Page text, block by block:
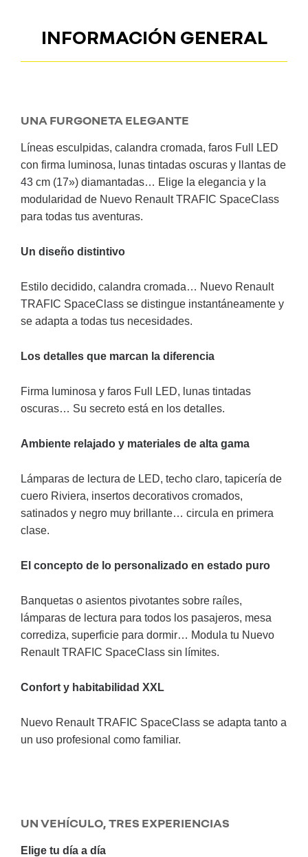
INFORMACIÓN GENERAL
UNA FURGONETA ELEGANTE
Líneas esculpidas, calandra cromada, faros Full LED
con firma luminosa, lunas tintadas oscuras y llantas de
43 cm (17») diamantadas… Elige la elegancia y la
modularidad de Nuevo Renault TRAFIC SpaceClass
para todas tus aventuras.
Un diseño distintivo
Estilo decidido, calandra cromada… Nuevo Renault
TRAFIC SpaceClass se distingue instantáneamente y
se adapta a todas tus necesidades.
Los detalles que marcan la diferencia
Firma luminosa y faros Full LED, lunas tintadas
oscuras… Su secreto está en los detalles.
Ambiente relajado y materiales de alta gama
Lámparas de lectura de LED, techo claro, tapicería de
cuero Riviera, insertos decorativos cromados,
satinados y negro muy brillante… circula en primera
clase.
El concepto de lo personalizado en estado puro
Banquetas o asientos pivotantes sobre raíles,
lámparas de lectura para todos los pasajeros, mesa
corrediza, superficie para dormir… Modula tu Nuevo
Renault TRAFIC SpaceClass sin límites.
Confort y habitabilidad XXL
Nuevo Renault TRAFIC SpaceClass se adapta tanto a
un uso profesional como familiar.
UN VEHÍCULO, TRES EXPERIENCIAS
Elige tu día a día